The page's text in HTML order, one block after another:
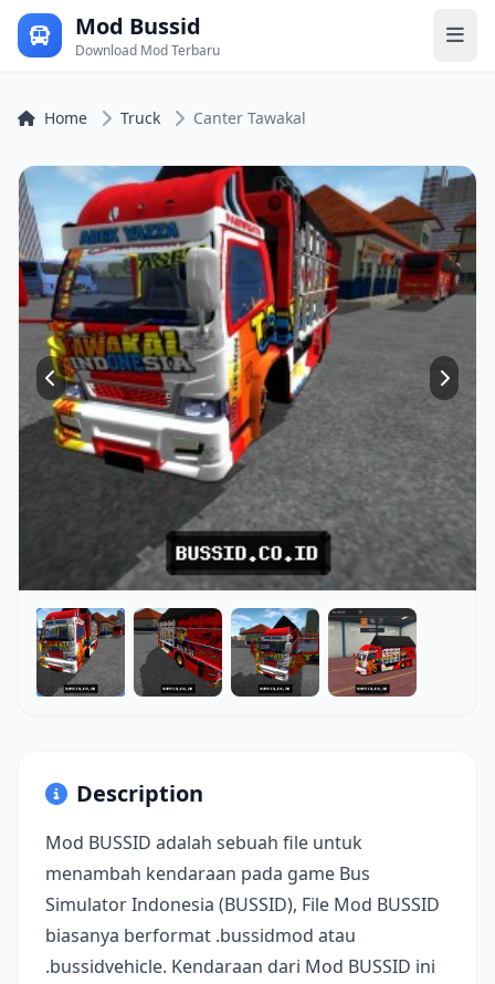
Mod Bussid
Download Mod Terbaru
Home Truck Canter Tawakal
Description
Mod BUSSID adalah sebuah file untuk
menambah kendaraan pada game Bus
Simulator Indonesia (BUSSID), File Mod BUSSID
biasanya berformat .bussidmod atau
.bussidvehicle. Kendaraan dari Mod BUSSID ini